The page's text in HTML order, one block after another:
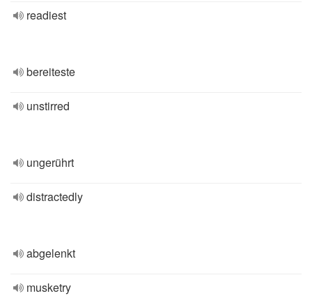
readiest
bereiteste
unstirred
ungerührt
distractedly
abgelenkt
musketry